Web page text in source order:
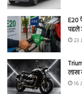
E20
पहले
23
लाख
16